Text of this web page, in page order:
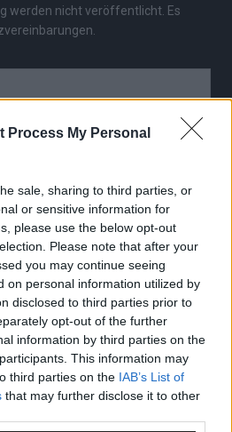
Process My Personal
sale, sharing to third parties, or
or sensitive information for
please use the below opt-out
Please note that after your
you may continue seeing
on personal information utilized by
disclosed to third parties prior to
opt-out of the further
information by third parties on the
This information may
third parties on the IAB’s List of
that may further disclose it to other
werden nicht veröffentlicht. Es